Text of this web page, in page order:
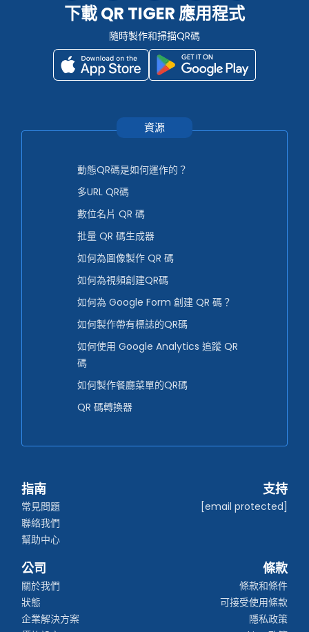
下載 QR TIGER 應用程式
隨時製作和掃描QR碼
資源
動態QR碼是如何運作的？
多URL QR碼
數位名片 QR 碼
批量 QR 碼生成器
如何為圖像製作 QR 碼
如何為視頻創建QR碼
如何為 Google Form 創建 QR 碼？
如何製作帶有標誌的QR碼
如何使用 Google Analytics 追蹤 QR
碼
如何製作餐廳菜單的QR碼
QR 碼轉換器
指南
常見問題
聯絡我們
幫助中心
支持
[email protected]
公司
關於我們
狀態
企業解決方案
條款
條款和條件
可接受使用條款
隱私政策